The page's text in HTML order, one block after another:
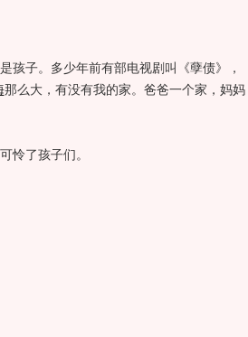
子。多少年前有部电视剧叫《孽债》，
那么大，有没有我的家。爸爸一个家，妈妈
了孩子们。